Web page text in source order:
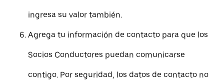
ingresa su valor también.
Agrega tu información de contacto para que los
Socios Conductores puedan comunicarse
contigo. Por seguridad, los datos de contacto no